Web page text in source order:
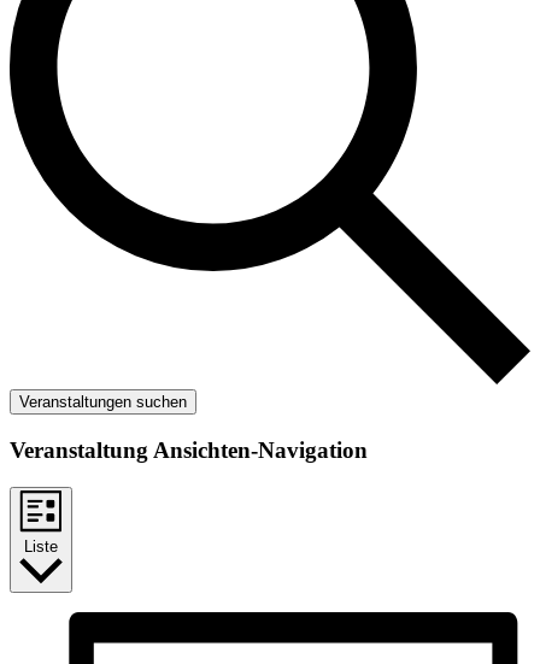
Veranstaltungen suchen
Veranstaltung Ansichten-Navigation
Liste